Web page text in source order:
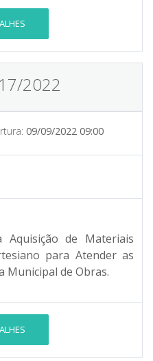
2022
09/09/2022 09:00
Aquisição de Materiais
para Atender as
Municipal de Obras.